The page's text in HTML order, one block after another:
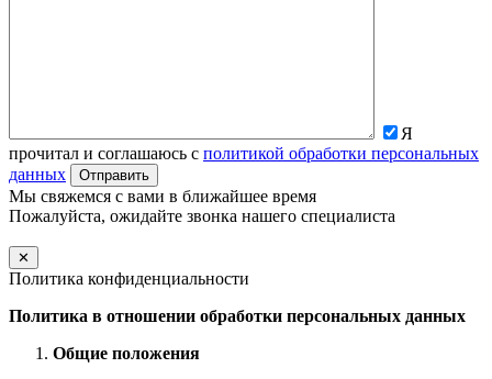
Я
прочитал и соглашаюсь с политикой обработки персональных
данных
Мы свяжемся с вами в ближайшее время
Пожалуйста, ожидайте звонка нашего специалиста
✕
Политика конфиденциальности
Политика в отношении обработки персональных данных
Общие положения